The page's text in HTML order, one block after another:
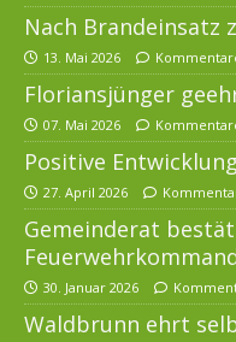
Nach Brandeinsatz
13. Mai 2026
Floriansjünger
07. Mai 2026
Positive
27. April 2026
Gemeinderat
30. Januar 2026
Waldbrunn ehrt